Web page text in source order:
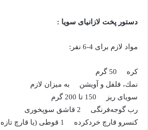
دستور پخت لازانیای سویا :
مواد لازم برای 4-6 نفر:
كره 50 گرم
نمك، فلفل و آویشن به میزان لازم
سویای ریز 150 تا 200 گرم
رب گوجه‌فرنگی 2 قاشق سوپخوری
كنسرو قارچ خردكرده 1 قوطی (یا قارچ تازه نیم كیلوگرم)